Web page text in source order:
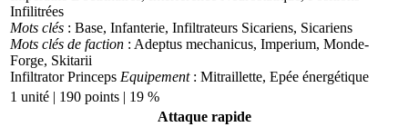
Infilitrées
Mots clés : Base, Infanterie, Infiltrateurs Sicariens, Sicariens
Mots clés de faction : Adeptus mechanicus, Imperium, Monde-
Forge, Skitarii
Infiltrator Princeps Equipement: Mitraillette, Epée énergétique
1 unité | 190 points | 19 %
Attaque rapide